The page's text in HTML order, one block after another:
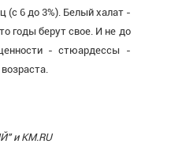
(с 6 до 3%). Белый халат -
годы берут свое. И не до
- стюардессы -
и KM.RU